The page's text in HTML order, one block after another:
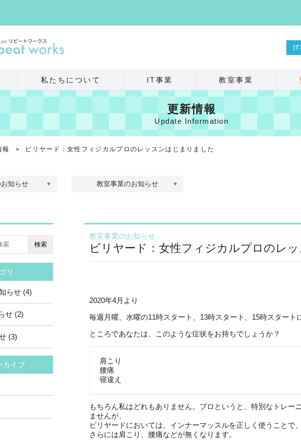
IT
私たちについて IT事業 教室事業
更新情報
Update Information
報 > ビリヤード：女性フィジカルプロのレッスンはじまりました
お知らせ 教室事業のお知らせ
教室事業のお知らせ
ビリヤード：女性フィジカルプロのレ
2020年4月より
毎週月曜、水曜の11時スタート、13時スタート、15時スタート
ところであなたは、このような症状をお持ちでしょうか？
肩こり
腰痛
寝違え
もちろん私はどれもありません。プロというと、特別なトレー
ませんが、
ビリヤードにおいては、インナーマッスルを正しく使うことで
さらには肩こり、腰痛などが無くなります。
検索
リ
らせ (4)
せ (2)
(3)
カイブ